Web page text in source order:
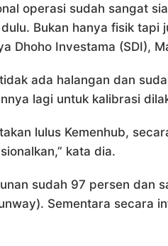
operasi sudah sangat
Bukan hanya fisik tapi
Dhoho Investama (SDI),
ada halangan dan
lagi untuk kalibrasi
lulus Kemenhub,
kata dia.
sudah 97 persen dan
Sementara secara